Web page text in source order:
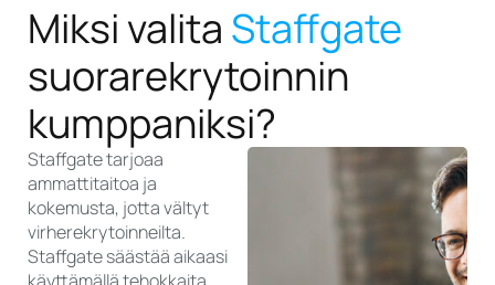
Miksi valita Staffgate
suorarekrytoinnin
kumppaniksi?
Staffgate tarjoaa
ammattitaitoa ja
kokemusta, jotta vältyt
virherekrytoinneilta.
Staffgate säästää aikaasi